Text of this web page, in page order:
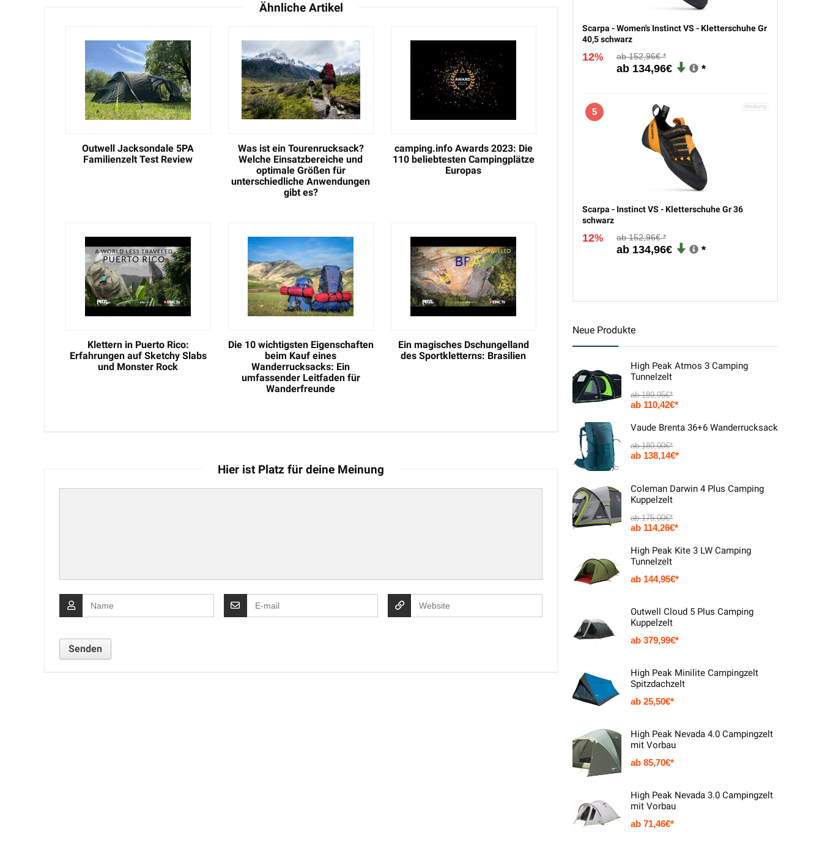
Ähnliche Artikel
Outwell Jacksondale 5PA
Familienzelt Test Review
Was ist ein Tourenrucksack?
Welche Einsatzbereiche und
optimale Größen für
unterschiedliche Anwendungen
gibt es?
camping.info Awards 2023: Die
110 beliebtesten Campingplätze
Europas
Klettern in Puerto Rico:
Erfahrungen auf Sketchy Slabs
und Monster Rock
Die 10 wichtigsten Eigenschaften
beim Kauf eines
Wanderrucksacks: Ein
umfassender Leitfaden für
Wanderfreunde
Ein magisches Dschungelland
des Sportkletterns: Brasilien
Hier ist Platz für deine Meinung
Scarpa - Women's Instinct VS - Kletterschuhe Gr
40,5 schwarz
12% 152,96€
134,96€
5
Scarpa - Instinct VS - Kletterschuhe Gr 36
schwarz
12% 152,96€
134,96€
Neue Produkte
High Peak Atmos 3 Camping
Tunnelzelt
189,95€
110,42€
Vaude Brenta 36+6 Wanderrucksack
180,00€
138,14€
Coleman Darwin 4 Plus Camping
Kuppelzelt
175,00€
114,26€
High Peak Kite 3 LW Camping
Tunnelzelt
144,95€
Outwell Cloud 5 Plus Camping
Kuppelzelt
379,99€
High Peak Minilite Campingzelt
Spitzdachzelt
25,50€
High Peak Nevada 4.0 Campingzelt
mit Vorbau
85,70€
High Peak Nevada 3.0 Campingzelt
mit Vorbau
71,46€